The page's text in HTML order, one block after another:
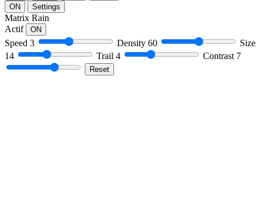
ON
Settings
Matrix Rain
Actif
ON
Speed 3 Density 60
Size
14
Trail 4 Contrast 7
Reset